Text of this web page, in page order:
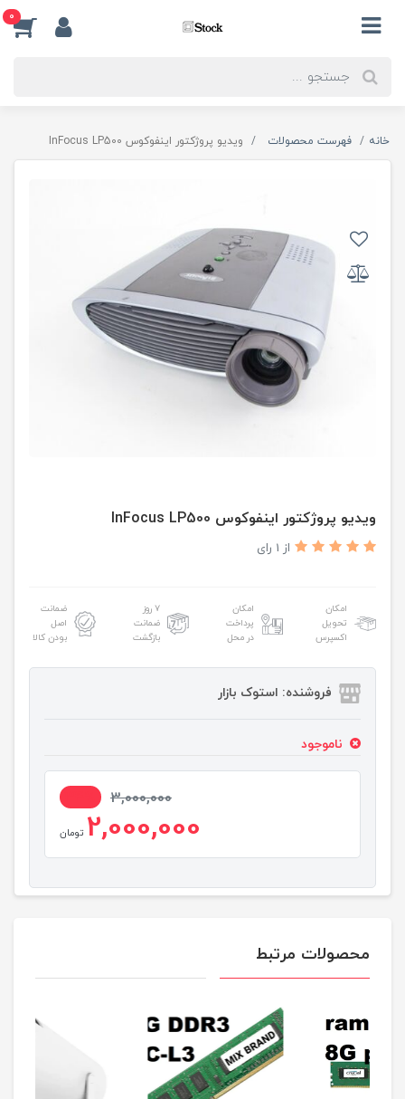
0
خانه فهرست محصولات ویدیو پروژکتور اینفوکوس InFocus LP500
ویدیو پروژکتور اینفوکوس InFocus LP500
از 1 رای
امکان
تحویل
اکسپرس
امکان
پرداخت
در محل
۷ روز
ضمانت
بازگشت
ضمانت
اصل
بودن کالا
فروشنده: استوک بازار
ناموجود
3,000,000
2,000,000 تومان
محصولات مرتبط